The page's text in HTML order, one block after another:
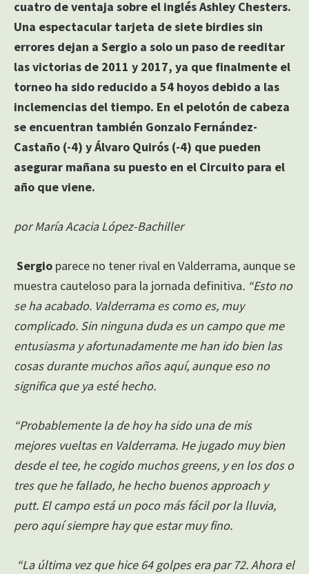
cuatro de ventaja sobre el inglés Ashley Chesters.
Una espectacular tarjeta de siete birdies sin
errores dejan a Sergio a solo un paso de reeditar
las victorias de 2011 y 2017, ya que finalmente el
torneo ha sido reducido a 54 hoyos debido a las
inclemencias del tiempo. En el pelotón de cabeza
se encuentran también Gonzalo Fernández-
Castaño (-4) y Álvaro Quirós (-4) que pueden
asegurar mañana su puesto en el Circuito para el
año que viene.
por María Acacia López-Bachiller
Sergio parece no tener rival en Valderrama, aunque se
muestra cauteloso para la jornada definitiva. “Esto no
se ha acabado. Valderrama es como es, muy
complicado. Sin ninguna duda es un campo que me
entusiasma y afortunadamente me han ido bien las
cosas durante muchos años aquí, aunque eso no
significa que ya esté hecho.
“Probablemente la de hoy ha sido una de mis
mejores vueltas en Valderrama. He jugado muy bien
desde el tee, he cogido muchos greens, y en los dos o
tres que he fallado, he hecho buenos approach y
putt. El campo está un poco más fácil por la lluvia,
pero aquí siempre hay que estar muy fino.
“La última vez que hice 64 golpes era par 72. Ahora el